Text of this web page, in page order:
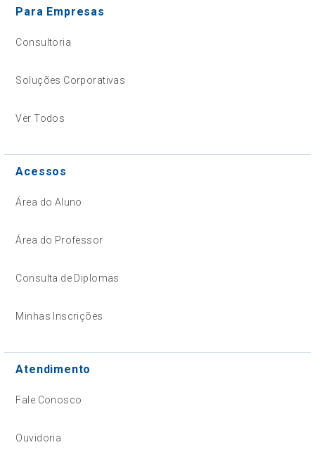
Para Empresas
Consultoria
Soluções Corporativas
Ver Todos
Acessos
Área do Aluno
Área do Professor
Consulta de Diplomas
Minhas Inscrições
Atendimento
Fale Conosco
Ouvidoria